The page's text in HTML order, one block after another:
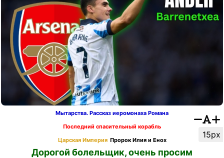
15px
Мытарства. Рассказ иеромонаха Романа
Последний спасительный корабль
Царская Империя Пророк Илия и Енох
Дорогой болельщик, очень просим